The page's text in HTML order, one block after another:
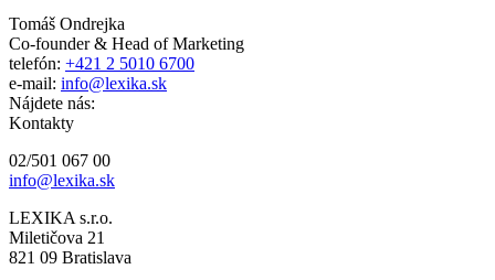
Tomáš Ondrejka
Co-founder & Head of Marketing
telefón: +421 2 5010 6700
e-mail: info@lexika.sk
Nájdete nás:
Kontakty
02/501 067 00
info@lexika.sk
LEXIKA s.r.o.
Miletičova 21
821 09 Bratislava